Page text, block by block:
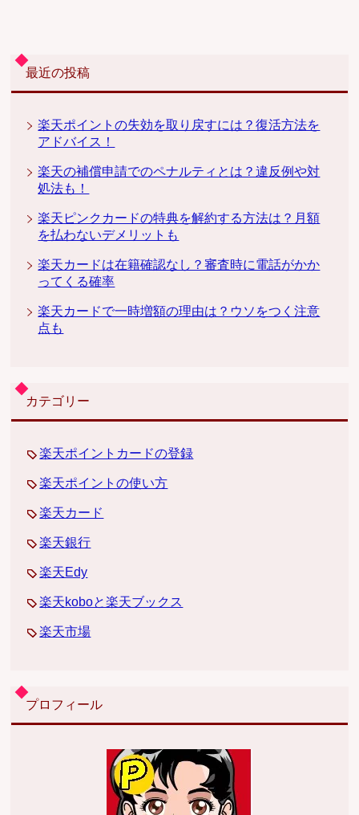
最近の投稿
楽天ポイントの失効を取り戻すには？復活方法を
アドバイス！
楽天の補償申請でのペナルティとは？違反例や対
処法も！
楽天ピンクカードの特典を解約する方法は？月額
を払わないデメリットも
楽天カードは在籍確認なし？審査時に電話がかか
ってくる確率
楽天カードで一時増額の理由は？ウソをつく注意
点も
カテゴリー
楽天ポイントカードの登録
楽天ポイントの使い方
楽天カード
楽天銀行
楽天Edy
楽天koboと楽天ブックス
楽天市場
プロフィール